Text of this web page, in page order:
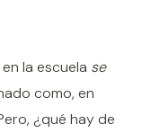
la escuela se
como, en
¿qué hay de